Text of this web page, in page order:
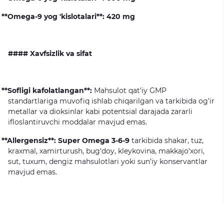
**Omega-9 yog 'kislotalari**: 420 mg
#### Xavfsizlik va sifat
**Sofligi kafolatlangan**: Mahsulot qat'iy GMP
standartlariga muvofiq ishlab chiqarilgan va tarkibida og'ir
metallar va dioksinlar kabi potentsial darajada zararli
ifloslantiruvchi moddalar mavjud emas.
**Allergensiz**: Super Omega 3-6-9 tarkibida shakar, tuz,
kraxmal, xamirturush, bug‘doy, kleykovina, makkajo‘xori,
sut, tuxum, dengiz mahsulotlari yoki sun’iy konservantlar
mavjud emas.